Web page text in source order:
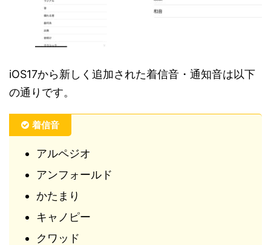
iOS17から新しく追加された着信音・通知音は以下
の通りです。
着信音
アルペジオ
アンフォールド
かたまり
キャノピー
クワッド